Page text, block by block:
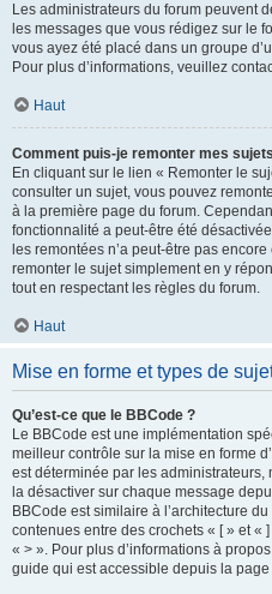
Les administrateurs du forum peuvent
les messages que vous rédigez sur le
vous ayez été placé dans un groupe
Pour plus d’informations, veuillez
Haut
Comment puis-je remonter mes
En cliquant sur le lien « Remonter le
consulter un sujet, vous pouvez
à la première page du forum.
fonctionnalité a peut-être été
les remontées n’a peut-être pas
remonter le sujet simplement en y
tout en respectant les règles du forum.
Haut
Mise en forme et types de
Qu’est-ce que le BBCode ?
Le BBCode est une implémentation
meilleur contrôle sur la mise en forme
est déterminée par les
la désactiver sur chaque message
BBCode est similaire à l’architecture
contenues entre des crochets « [ » et «
« > ». Pour plus d’informations à
guide qui est accessible depuis la